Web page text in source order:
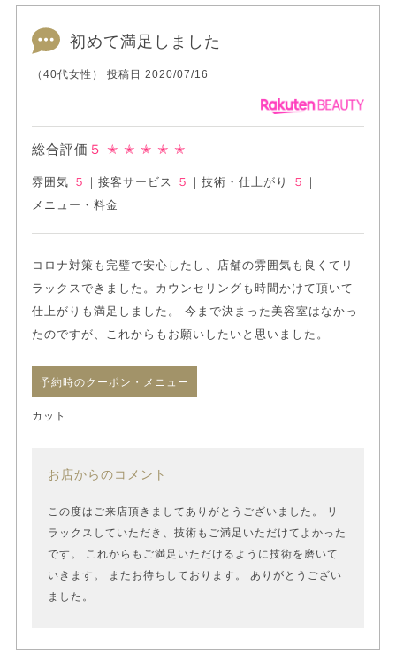
初めて満足しました
（40代女性） 投稿日 2020/07/16
総合評価 ５ ✭ ✭ ✭ ✭ ✭
雰囲気 ５ ｜接客サービス ５ ｜技術・仕上がり ５
｜
メニュー・料金
コロナ対策も完璧で安心したし、店舗の雰囲気も良くてリ
ラックスできました。カウンセリングも時間かけて頂いて
仕上がりも満足しました。 今まで決まった美容室はなかっ
たのですが、これからもお願いしたいと思いました。
予約時のクーポン・メニュー
カット
お店からのコメント
この度はご来店頂きましてありがとうございました。 リ
ラックスしていただき、技術もご満足いただけてよかった
です。 これからもご満足いただけるように技術を磨いて
いきます。 またお待ちしております。 ありがとうござい
ました。